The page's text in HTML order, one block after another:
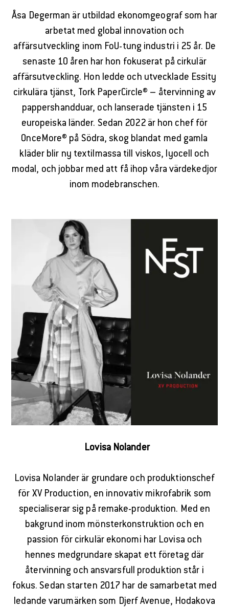
Åsa Degerman är utbildad ekonomgeograf som har
arbetat med global innovation och
affärsutveckling inom FoU-tung industri i 25 år. De
senaste 10 åren har hon fokuserat på cirkulär
affärsutveckling. Hon ledde och utvecklade Essity
cirkulära tjänst, Tork PaperCircle® – återvinning av
pappershandduar, och lanserade tjänsten i 15
europeiska länder. Sedan 2022 är hon chef för
OnceMore® på Södra, skog blandat med gamla
kläder blir ny textilmassa till viskos, lyocell och
modal, och jobbar med att få ihop våra värdekedjor
inom modebranschen.
Lovisa Nolander
Lovisa Nolander är grundare och produktionschef
för XV Production, en innovativ mikrofabrik som
specialiserar sig på remake-produktion. Med en
bakgrund inom mönsterkonstruktion och en
passion för cirkulär ekonomi har Lovisa och
hennes medgrundare skapat ett företag där
återvinning och ansvarsfull produktion står i
fokus. Sedan starten 2017 har de samarbetat med
ledande varumärken som Djerf Avenue, Hodakova